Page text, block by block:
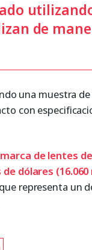
de
una muestra
con
marca de lentes
dólares
representa un